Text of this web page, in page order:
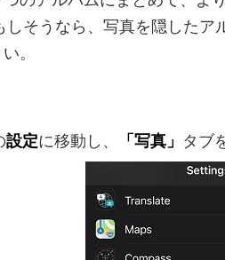
しそうなら、写真を隠したア
。
設定に移動し、 「写真」 タブ